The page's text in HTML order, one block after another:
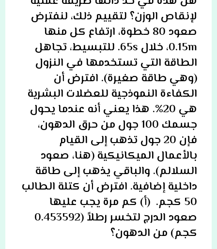
لإنقاص الوزن؟ لتقييم ذلك، لنفترض
صعود 80 خطوة، ارتفاع كل منها
0.15m، خلال 65s. للتبسيط، تجاهل
الطاقة التي تستخدمها في النزول
(وهي طاقة صغيرة). افترض أن
الكفاءة النموذجية للعضلات البشرية
هي 20%. هذا يعني أنه عندما يحول
جسمك 100 جول من حرق الدهون،
فإن 20 جول تذهب إلى القيام
بالأعمال الميكانيكية (هنا، صعود
السلالم). والباقي يذهب إلى طاقة
داخلية إضافية. افترض أن كتلة الطالب
50 كجم. (أ) كم مرة يجب عليها
صعود الدرج لتخسر رطلاً (0.453592
كجم) من الدهون؟